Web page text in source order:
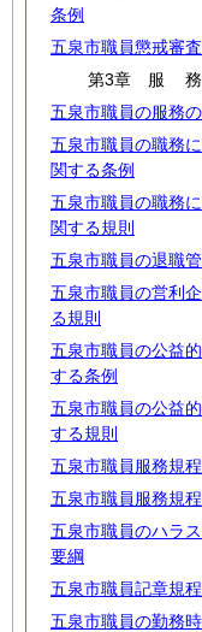
条例
五泉市職員懲戒審
第3章 服務
五泉市職員の服務
五泉市職員の職務
関する条例
五泉市職員の職務
関する規則
五泉市職員の退職
五泉市職員の営利
る規則
五泉市職員の公益
する条例
五泉市職員の公益
する規則
五泉市職員服務規程
五泉市職員服務規
五泉市職員のハラ
要綱
五泉市職員記章規程
五泉市職員の勤務